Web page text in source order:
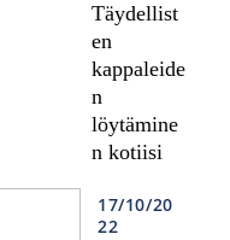
Täydellist
en
kappaleide
n
löytämine
n kotiisi
17/10/20
22